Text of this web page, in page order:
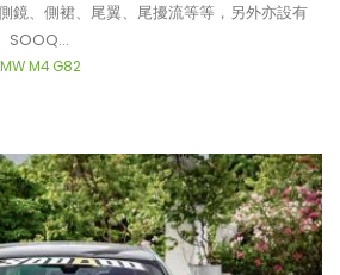
鏡、側裙、尾翼、尾擾流等等，另外亦設有
SOOQ...
M4 G82